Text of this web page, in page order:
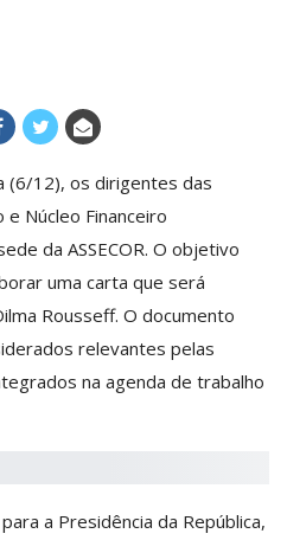
(6/12), os dirigentes das
Núcleo Financeiro
da ASSECOR. O objetivo
uma carta que será
Rousseff. O documento
relevantes pelas
na agenda de trabalho
a Presidência da República,